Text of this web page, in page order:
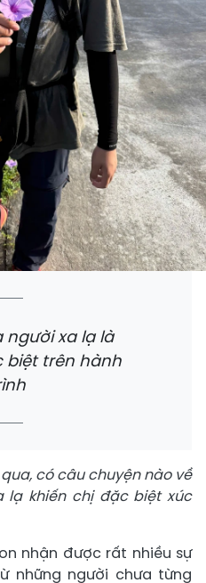
người xa lạ là
biệt trên hành
có câu chuyện nào về
lạ khiến chị đặc biệt xúc
nhận được rất nhiều sự
những người chưa từng